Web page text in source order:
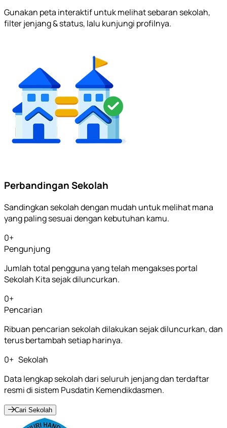
Gunakan peta interaktif untuk melihat sebaran sekolah,
filter jenjang & status, lalu kunjungi profilnya.
Perbandingan Sekolah
Sandingkan sekolah dengan mudah untuk melihat mana
yang paling sesuai dengan kebutuhan kamu.
0+
Pengunjung
Jumlah total pengguna yang telah mengakses portal
Sekolah Kita sejak diluncurkan.
0+
Pencarian
Ribuan pencarian sekolah dilakukan sejak diluncurkan, dan
terus bertambah setiap harinya.
0+ Sekolah
Data lengkap sekolah dari seluruh jenjang dan terdaftar
resmi di sistem Pusdatin Kemendikdasmen.
Cari Sekolah